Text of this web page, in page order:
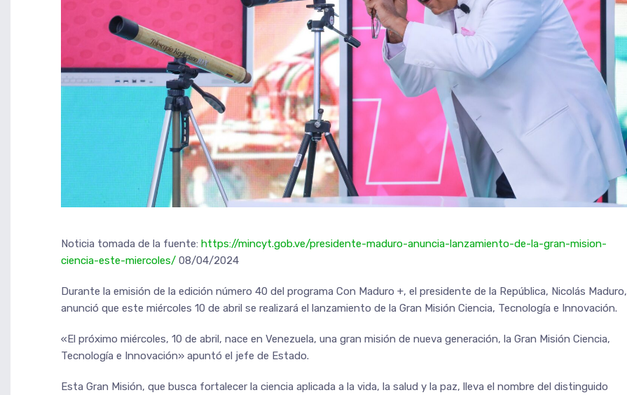
Noticia tomada de la fuente: https://mincyt.gob.ve/presidente-maduro-anuncia-lanzamiento-de-la-gran-mision-
ciencia-este-miercoles/ 08/04/2024
Durante la emisión de la edición número 40 del programa Con Maduro +, el presidente de la República, Nicolás Maduro,
anunció que este miércoles 10 de abril se realizará el lanzamiento de la Gran Misión Ciencia, Tecnología e Innovación.
«El próximo miércoles, 10 de abril, nace en Venezuela, una gran misión de nueva generación, la Gran Misión Ciencia,
Tecnología e Innovación» apuntó el jefe de Estado.
Esta Gran Misión, que busca fortalecer la ciencia aplicada a la vida, la salud y la paz, lleva el nombre del distinguido